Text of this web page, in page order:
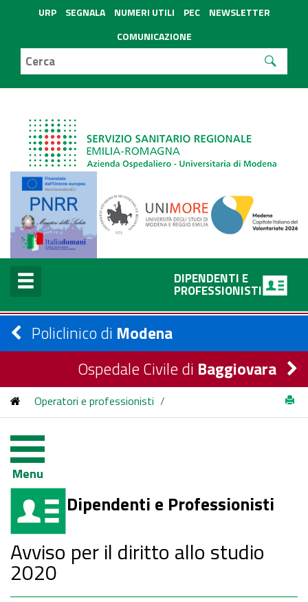
URP SEGNALA NUMERI UTILI PEC
NEWSLETTER
COMUNICAZIONE
DIPENDENTI E
PROFESSIONISTI
Policlinico di Modena
Ospedale Civile di Baggiovara
Operatori e professionisti /
Menu
Dipendenti e Professionisti
Avviso per il diritto allo studio
2020